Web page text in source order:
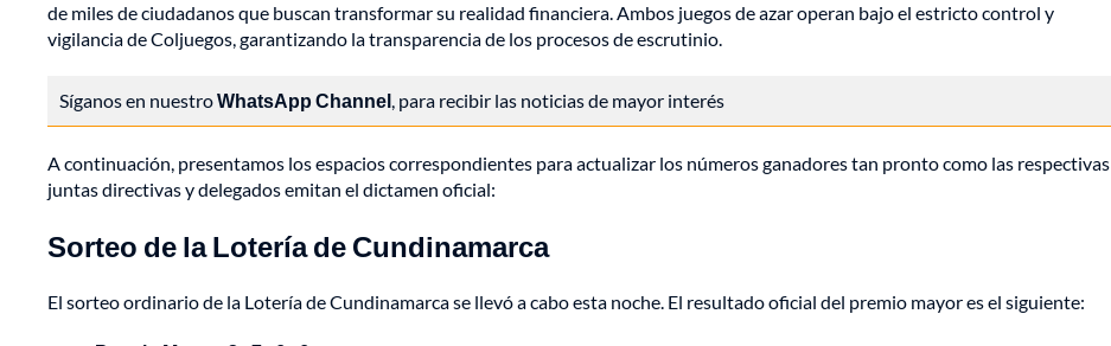
de miles de ciudadanos que buscan transformar su realidad financiera. Ambos juegos de azar operan bajo el estricto control y
vigilancia de Coljuegos, garantizando la transparencia de los procesos de escrutinio.
Síganos en nuestroWhatsApp Channel, para recibir las noticias de mayor interés
A continuación, presentamos los espacios correspondientes para actualizar los números ganadores tan pronto como las respectivas
juntas directivas y delegados emitan el dictamen oficial:
Sorteo de la Lotería de Cundinamarca
El sorteo ordinario de la Lotería de Cundinamarca se llevó a cabo esta noche. El resultado oficial del premio mayor es el siguiente: